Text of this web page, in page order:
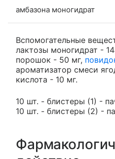
амбазона моногидрат
Вспомогательные
лактозы моногидрат -
порошок - 50 мг,
ароматизатор смеси
кислота - 10 мг.
10 шт. - блистеры (1) -
10 шт. - блистеры (2) -